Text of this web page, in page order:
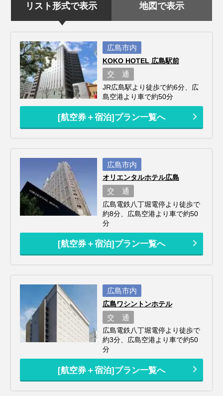
リスト形式で表示 地図で表示
広島市内
KOKO HOTEL 広島駅前
交 通
JR広島駅より徒歩で約6分、広
島空港より車で約50分
[航空券＋宿泊]プラン一覧へ
広島市内
オリエンタルホテル広島
交 通
広島電鉄八丁堀電停より徒歩で
約8分、広島空港より車で約50
分
[航空券＋宿泊]プラン一覧へ
広島市内
広島ワシントンホテル
交 通
広島電鉄八丁堀電停より徒歩で
約3分、広島空港より車で約50
分
[航空券＋宿泊]プラン一覧へ